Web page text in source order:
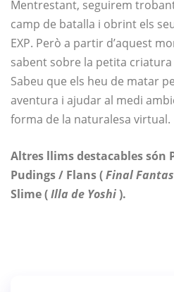
Mentrestant, seguirem
camp de batalla i obrint els
EXP. Però a partir d’aquest
sabent sobre la petita
Sabeu que els heu de matar
aventura i ajudar al medi
forma de la naturalesa virtual.
Altres llims destacables són
Pudings / Flans (Final
Slime (Illa de Yoshi).